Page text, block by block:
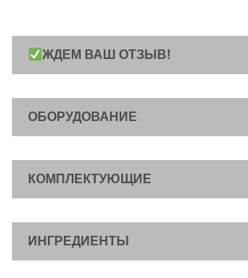
ЖДЕМ ВАШ ОТЗЫВ!
ОБОРУДОВАНИЕ
КОМПЛЕКТУЮЩИЕ
ИНГРЕДИЕНТЫ